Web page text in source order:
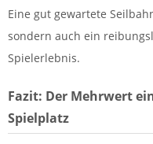
Eine gut gewartete
sondern auch ein
Spielerlebnis.
Fazit: Der Mehrwert
Spielplatz